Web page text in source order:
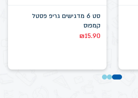
סט 6 מדגישים גריפ פסטל
קמפוס
₪15.90